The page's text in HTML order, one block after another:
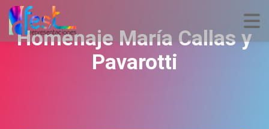
Homenaje María Callas y
Pavarotti